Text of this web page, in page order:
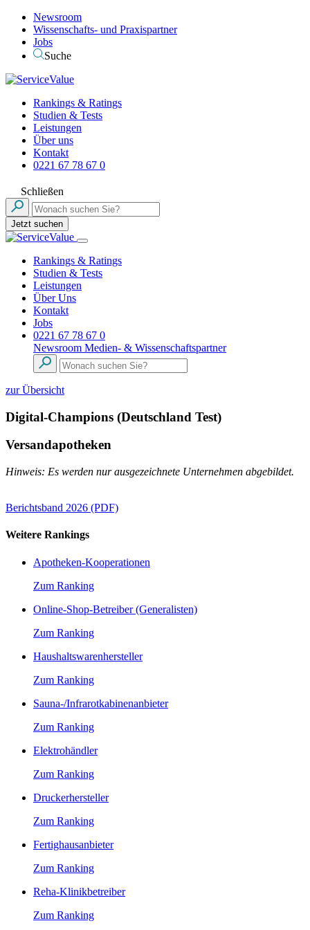
Newsroom
Wissenschafts- und Praxispartner
Jobs
Suche
Rankings & Ratings
Studien & Tests
Leistungen
Über uns
Kontakt
0221 67 78 67 0
Schließen
Jetzt suchen
Rankings & Ratings
Studien & Tests
Leistungen
Über Uns
Kontakt
Jobs
0221 67 78 67 0
Newsroom Medien- & Wissenschaftspartner
zur Übersicht
Digital-Champions (Deutschland Test)
Versandapotheken
Hinweis: Es werden nur ausgezeichnete Unternehmen abgebildet.
Berichtsband 2026 (PDF)
Weitere Rankings
Apotheken-Kooperationen
Zum Ranking
Online-Shop-Betreiber (Generalisten)
Zum Ranking
Haushaltswarenhersteller
Zum Ranking
Sauna-/Infrarotkabinenanbieter
Zum Ranking
Elektrohändler
Zum Ranking
Druckerhersteller
Zum Ranking
Fertighausanbieter
Zum Ranking
Reha-Klinikbetreiber
Zum Ranking